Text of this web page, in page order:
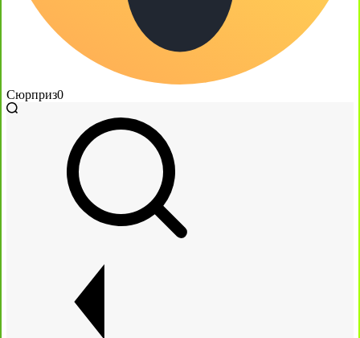
Сюрприз0